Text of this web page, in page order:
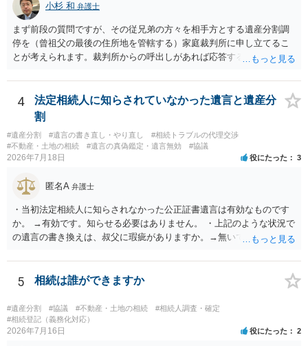
小杉 和 弁護士
まず前段の質問ですが、その従兄弟の方々を相手方とする遺産分割調
停を（曾祖父の最後の住所地を管轄する）家庭裁判所に申し立てるこ
とが考えられます。裁判所からの呼出しがあれば応答する可能性がま
能と思われます。時間が思った以上にないので必要書類をてきぱきと
揃える必要があります。その点是非御注意ください。
4
法定相続人に知らされていなかった遺言と遺産分
割
#遺産分割 #遺言の書き直し・やり直し
#相続トラブルの代理交渉
#不動産・土地の相続
#遺言の真偽鑑定・遺言無効 #協議
2026年7月18日 役にたった 3
匿名A 弁護士
・当初法定相続人に知らされなかった公正証書遺言は有効なものです
か。 →有効です。知らせる必要はありません。 ・上記のような状況で
の遺言の書き換えは、叔父に瑕疵がありますか。→無いです。 ・分割
ますか。 →本人が自由に決められますので、どこが妥当とは言えない
です。客観的な基準もありません。 ・できれば穏やかに、分割を拒否
ないということでしょうか。遺言で、受取を指定されててもいらない
と拒否することはできます。理由を説明する必要はありません。
5 相続は誰ができますか
#遺産分割 #協議 #不動産・土地の相続
#相続人調査・確定
#相続登記（義務化対応）
2026年7月16日 役にたった 2